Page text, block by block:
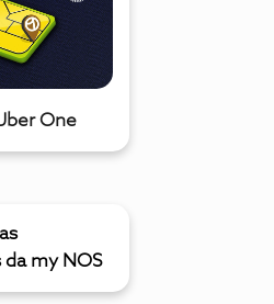
One
my NOS